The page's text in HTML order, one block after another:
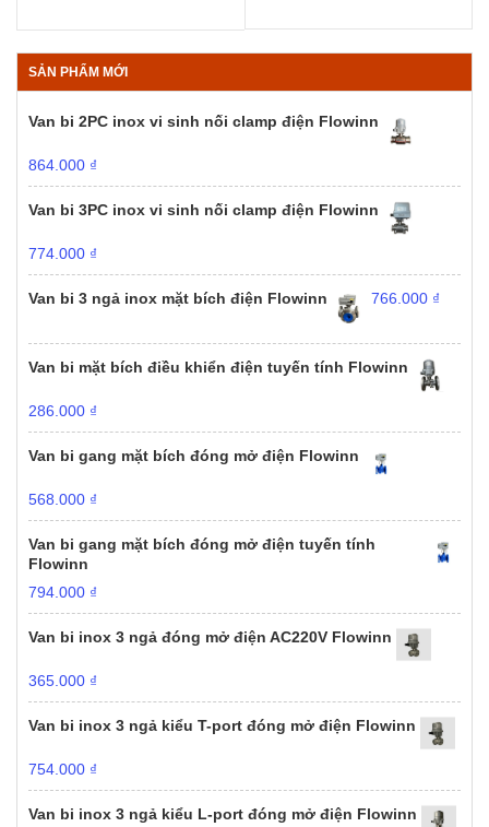
SẢN PHẨM MỚI
Van bi 2PC inox vi sinh nối clamp điện Flowinn
864.000 ₫
Van bi 3PC inox vi sinh nối clamp điện Flowinn
774.000 ₫
Van bi 3 ngả inox mặt bích điện Flowinn 766.000 ₫
Van bi mặt bích điều khiển điện tuyến tính Flowinn
286.000 ₫
Van bi gang mặt bích đóng mở điện Flowinn
568.000 ₫
Van bi gang mặt bích đóng mở điện tuyến tính
Flowinn
794.000 ₫
Van bi inox 3 ngả đóng mở điện AC220V Flowinn
365.000 ₫
Van bi inox 3 ngả kiểu T-port đóng mở điện Flowinn
754.000 ₫
Van bi inox 3 ngả kiểu L-port đóng mở điện Flowinn